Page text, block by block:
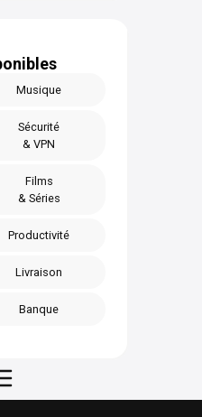
Musique
Sécurité
& VPN
Films
& Séries
Productivité
Livraison
Banque